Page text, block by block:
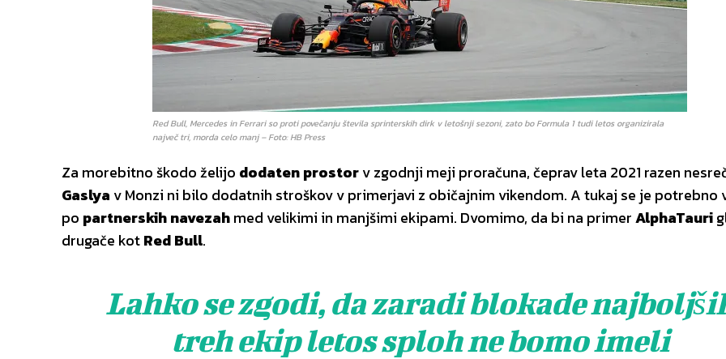
Red Bull, Mercedes in Ferrari so proti povečanju števila sprinterskih dirk v letošnji sezoni, zato bo Formula 1 tudi letos organizirala
največ tri, morda celo manj – Foto: HB Press
Za morebitno škodo želijo dodaten prostorv zgodnji meji proračuna, čeprav leta 2021 razen
Gaslya v Monzi ni bilo dodatnih stroškov v primerjavi z običajnim vikendom. A tukaj se je potrebno
po partnerskih navezahmed velikimi in manjšimi ekipami. Dvomimo, da bi na primerAlphaTauri
drugače kotRed Bull.
Lahko se zgodi, da zaradi blokade
treh ekip letos sploh ne bomo imeli